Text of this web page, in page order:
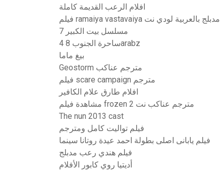
افلام الرعب القديمة كاملة
فيلم ramaiya vastavaiya مدبلج بالعربية لودي نت
مسلسل بيت الكبير 7
ساحرة الجنوب 8 4arabz
بيغ ماما
Geostorm مترجم عناكب
فيلم scare campaign مترجم
افلام طارق علام الكافير
مشاهدة فيلم frozen 2 مترجم عناكب نت
The nun 2013 cast
فيلم تواليت كامل ومترجم
فيلم يابانى اصلى بطولة احمد عيدة روتانا سينما
فيلم هندي رعب مدبلج
أديتيا روي كابور الأفلام